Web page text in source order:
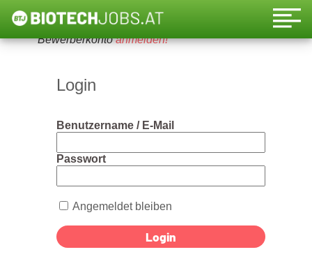
Um diese Funktion nutzen zu können, bitte ein
Bewerberkontoanmelden!
Login
Benutzername / E-Mail
Passwort
Angemeldet bleiben